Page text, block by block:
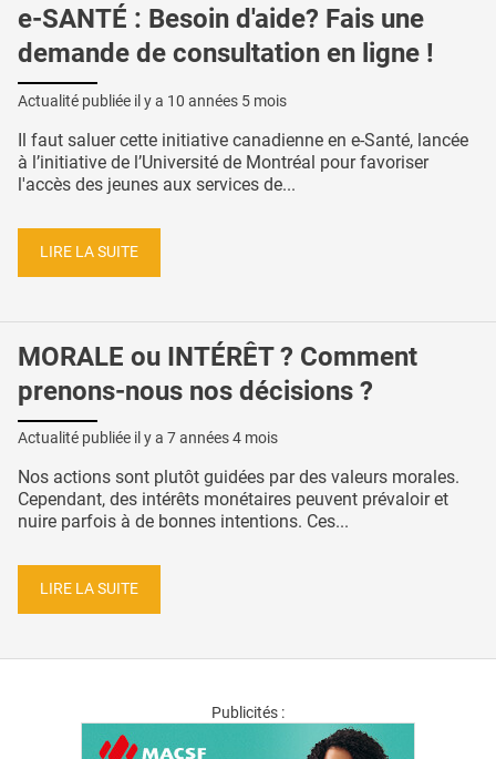
e-SANTÉ : Besoin d'aide? Fais une
demande de consultation en ligne !
Actualité publiée il y a 10 années 5 mois
Il faut saluer cette initiative canadienne en e-Santé, lancée
à l’initiative de l’Université de Montréal pour favoriser
l'accès des jeunes aux services de...
LIRE LA SUITE
MORALE ou INTÉRÊT ? Comment
prenons-nous nos décisions ?
Actualité publiée il y a 7 années 4 mois
Nos actions sont plutôt guidées par des valeurs morales.
Cependant, des intérêts monétaires peuvent prévaloir et
nuire parfois à de bonnes intentions. Ces...
LIRE LA SUITE
Publicités :